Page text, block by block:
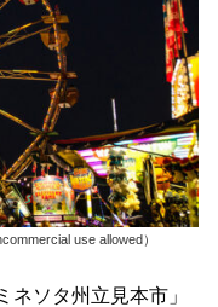
use allowed）
ネソタ州立見本市」